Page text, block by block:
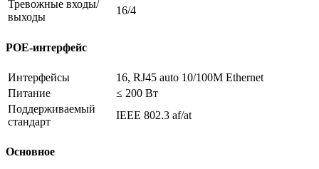
Тревожные входы/
выходы
16/4
POE-интерфейс
Интерфейсы
16, RJ45 auto 10/100M Ethernet
Питание
≤ 200 Вт
Поддерживаемый
стандарт
IEEE 802.3 af/at
Основное